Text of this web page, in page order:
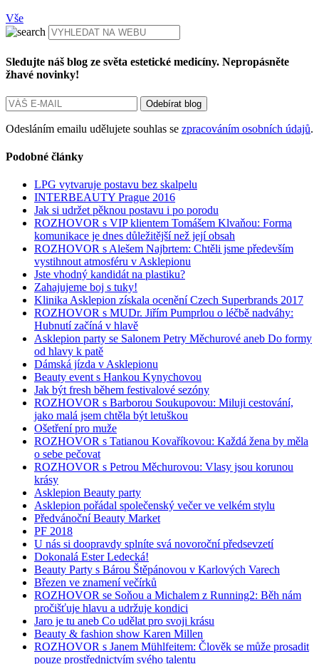
Vše
Sledujte náš blog ze světa estetické medicíny. Nepropásněte
žhavé novinky!
Odesláním emailu udělujete souhlas se zpracováním osobních údajů.
Podobné články
LPG vytvaruje postavu bez skalpelu
INTERBEAUTY Prague 2016
Jak si udržet pěknou postavu i po porodu
ROZHOVOR s VIP klientem Tomášem Klvaňou: Forma
komunikace je dnes důležitější než její obsah
ROZHOVOR s Alešem Najbrtem: Chtěli jsme především
vystihnout atmosféru v Asklepionu
Jste vhodný kandidát na plastiku?
Zahajujeme boj s tuky!
Klinika Asklepion získala ocenění Czech Superbrands 2017
ROZHOVOR s MUDr. Jiřím Pumprlou o léčbě nadváhy:
Hubnutí začíná v hlavě
Asklepion party se Salonem Petry Měchurové aneb Do formy
od hlavy k patě
Dámská jízda v Asklepionu
Beauty event s Hankou Kynychovou
Jak být fresh během festivalové sezóny
ROZHOVOR s Barborou Soukupovou: Miluji cestování,
jako malá jsem chtěla být letuškou
Ošetření pro muže
ROZHOVOR s Tatianou Kovaříkovou: Každá žena by měla
o sebe pečovat
ROZHOVOR s Petrou Měchurovou: Vlasy jsou korunou
krásy
Asklepion Beauty party
Asklepion pořádal společenský večer ve velkém stylu
Předvánoční Beauty Market
PF 2018
U nás si doopravdy splníte svá novoroční předsevzetí
Dokonalá Ester Ledecká!
Beauty Party s Bárou Štěpánovou v Karlových Varech
Březen ve znamení večírků
ROZHOVOR se Soňou a Michalem z Running2: Běh nám
pročišťuje hlavu a udržuje kondici
Jaro je tu aneb Co udělat pro svoji krásu
Beauty & fashion show Karen Millen
ROZHOVOR s Janem Mühlfeitem: Člověk se může prosadit
pouze prostřednictvím svého talentu